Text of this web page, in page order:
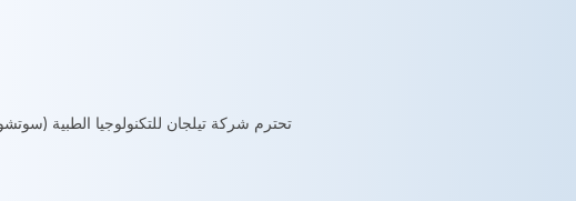
تحترم شركة تيلجان للتكنولوجيا الطبية